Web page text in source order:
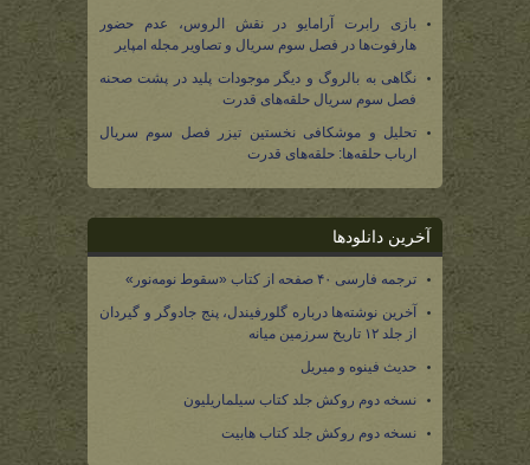
بازی رابرت آرامایو در نقش الروس، عدم حضور
هارفوت‌ها در فصل سوم سریال و تصاویر مجله امپایر
نگاهی به بالروگ و دیگر موجودات پلید در پشت صحنه
فصل سوم سریال حلقه‌های قدرت
تحلیل و موشکافی نخستین تیزر فصل سوم سریال
ارباب حلقه‌ها: حلقه‌های قدرت
آخرین دانلودها
ترجمه فارسی ۴۰ صفحه از کتاب «سقوط نومه‌نور»
آخرین نوشته‌ها درباره گلورفیندل، پنج جادوگر و گیردان
از جلد ۱۲ تاریخ سرزمین میانه
حدیث فینوه و میریل
نسخه دوم روکش جلد کتاب سیلماریلیون
نسخه دوم روکش جلد کتاب هابیت